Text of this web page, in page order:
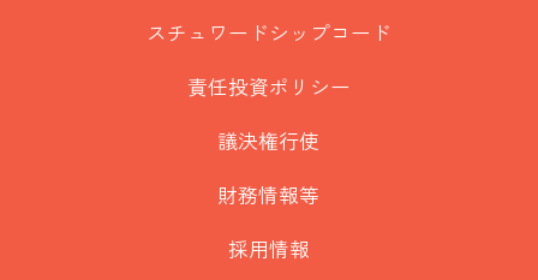
スチュワードシップコード
責任投資ポリシー
議決権行使
財務情報等
採用情報